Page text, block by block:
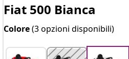
Fiat 500 Bianca
Colore(3 opzioni disponibili)